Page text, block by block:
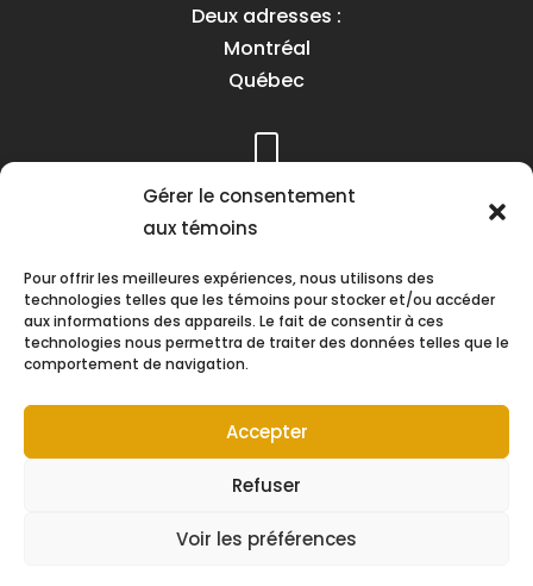
Gérer le consentement
aux témoins
Pour offrir les meilleures expériences, nous utilisons des
technologies telles que les témoins pour stocker et/ou accéder
aux informations des appareils. Le fait de consentir à ces
technologies nous permettra de traiter des données telles que le
comportement de navigation.
Accepter
Refuser
Voir les préférences
Deux adresses :
Montréal
Québec
Téléphone :
(418) 622-1001
Heures d’ouverture :
Lundi au vendredi
8h30 à 16h30